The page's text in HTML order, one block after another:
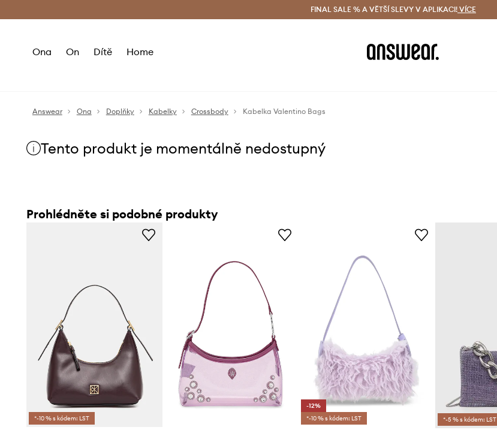
Doručení a vrácení zdarma (od 1800 Kč) Doručení i do 24 h
FINAL SALE % A VĚTŠÍ SLEVY V APLIKACI! VÍCE
Ona On Dítě Home
Answear Ona Doplňky Kabelky Crossbody Kabelka Valentino Bags
Tento produkt je momentálně nedostupný
Prohlédněte si podobné produkty
*-10 % s kódem: LST
-12%
*-10 % s kódem: LST
*-5 % s kódem: LST